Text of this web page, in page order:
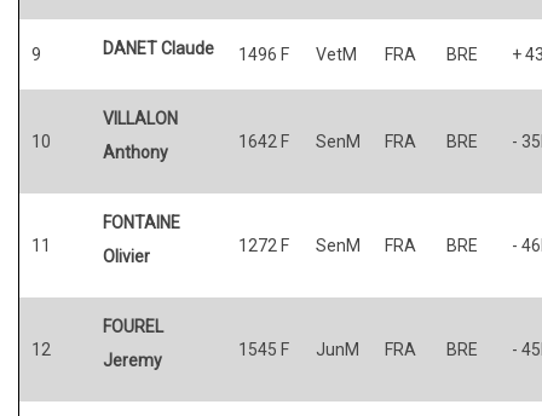
9 DANET Claude 1496 F VetM FRA BRE +
10
VILLALON
Anthony
1642 F SenM FRA BRE -
11
FONTAINE
Olivier
1272 F SenM FRA BRE -
12
FOUREL
Jeremy
1545 F JunM FRA BRE -